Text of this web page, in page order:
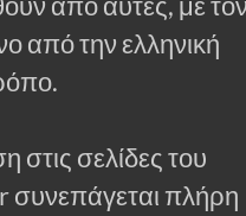
από την ελληνική
στις σελίδες του
συνεπάγεται πλήρη